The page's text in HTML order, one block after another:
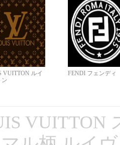
VUITTON ルイ
ン
FENDI フェンディ
VUITTON